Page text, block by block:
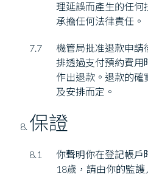
理延誤而產生的任何
承擔任何法律責任。
7.7
機管局批准退款申請
排透過支付預約費用
作出退款。退款的確
及安排而定。
保證
8.1
你聲明你在登記帳戶
18歲，請由你的監